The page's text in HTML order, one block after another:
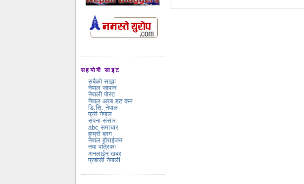
सहयोगी साइट
सबैको साझा
नेपाल जापान
नेपाली पोस्ट
नेपाल अरब डट कम
डि.सि. नेपाल
फ्री नेपाल
सपना संसार
abc समाचार
हाम्रो ब्लग
नेपाल होराईजन
नया पत्रिका
अनलाईन खबर
प्रबासी नेपाली